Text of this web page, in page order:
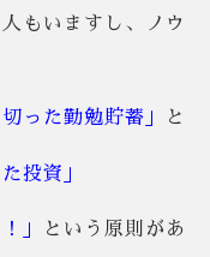
もいますし、ノウ
った勤勉貯蓄」 と
投資」
」
という原則があ